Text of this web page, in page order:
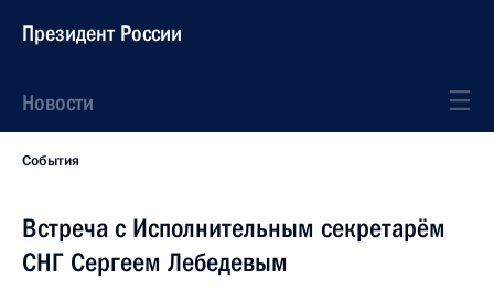
Президент России
Новости
События
Встреча с Исполнительным секретарём
СНГ Сергеем Лебедевым